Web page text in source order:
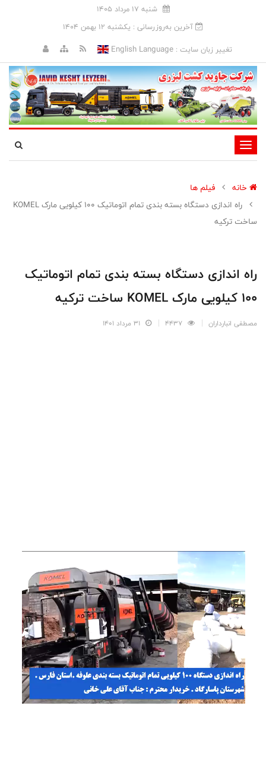
شنبه 17 مرداد 1405
آخرین به‌روزرسانی : يکشنبه 12 بهمن 1404
تغییر زبان سایت :English Language
تغییر
وضعیت
ناوبری
خانه
فیلم ها
راه اندازی دستگاه بسته بندی تمام اتوماتیک 100 کیلویی مارک KOMEL
ساخت ترکیه
راه اندازی دستگاه بسته بندی تمام اتوماتیک
100 کیلویی مارک KOMEL ساخت ترکیه
مصطفی انبارداران